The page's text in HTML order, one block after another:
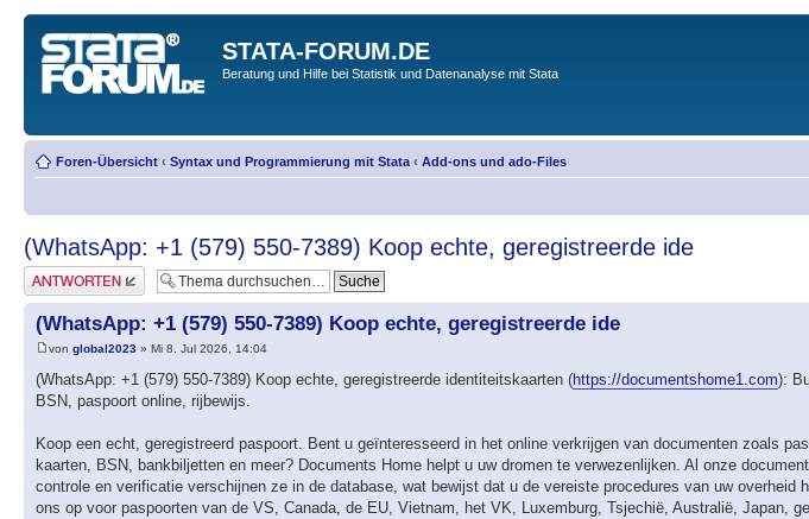
STATA-FORUM.DE
Beratung und Hilfe bei Statistik und Datenanalyse mit Stata
Foren-Übersicht ‹ Syntax und Programmierung mit Stata ‹ Add-ons und ado-Files
(WhatsApp: +1 (579) 550-7389) Koop echte, geregistreerde ide
Antwort erstellen
(WhatsApp: +1 (579) 550-7389) Koop echte, geregistreerde ide
von global2023 » Mi 8. Jul 2026, 14:04
(WhatsApp: +1 (579) 550-7389) Koop echte, geregistreerde identiteitskaarten (https://documentshome1.com):
BSN, paspoort online, rijbewijs.
Koop een echt, geregistreerd paspoort. Bent u geïnteresseerd in het online verkrijgen van documenten zoals
kaarten, BSN, bankbiljetten en meer? Documents Home helpt u uw dromen te verwezenlijken. Al onze
controle en verificatie verschijnen ze in de database, wat bewijst dat u de vereiste procedures van uw overheid
ons op voor paspoorten van de VS, Canada, de EU, Vietnam, het VK, Luxemburg, Tsjechië, Australië, Japan,